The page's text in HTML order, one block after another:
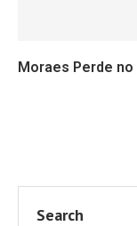
Moraes Perde no
Search